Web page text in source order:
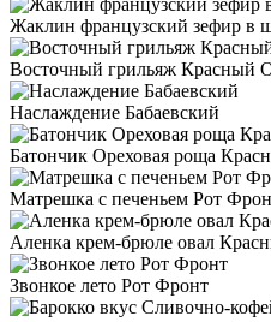
Жаклин французский зефир в
Восточный грильяж Красный
Наслаждение Бабаевский
Батончик Ореховая роща
Матрешка с печеньем Рот
Аленка крем-брюле овал
Звонкое лето Рот Фронт